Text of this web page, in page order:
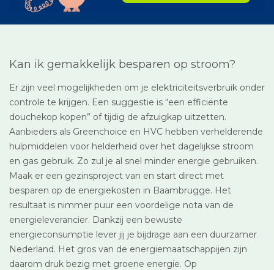
Kan ik gemakkelijk besparen op stroom?
Er zijn veel mogelijkheden om je elektriciteitsverbruik onder
controle te krijgen. Een suggestie is “een efficiënte
douchekop kopen” of tijdig de afzuigkap uitzetten.
Aanbieders als Greenchoice en HVC hebben verhelderende
hulpmiddelen voor helderheid over het dagelijkse stroom
en gas gebruik. Zo zul je al snel minder energie gebruiken.
Maak er een gezinsproject van en start direct met
besparen op de energiekosten in Baambrugge. Het
resultaat is nimmer puur een voordelige nota van de
energieleverancier. Dankzij een bewuste
energieconsumptie lever jij je bijdrage aan een duurzamer
Nederland. Het gros van de energiemaatschappijen zijn
daarom druk bezig met groene energie. Op